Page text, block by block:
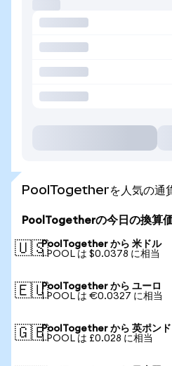
PoolTogetherを人気の通
PoolTogetherの今日の換算
🇺🇸PoolTogether から 米ドル
1 POOL は $0.0378 に相当
🇪🇺PoolTogether から ユーロ
1 POOL は €0.0327 に相当
🇬🇧PoolTogether から 英ポンド
1 POOL は £0.028 に相当